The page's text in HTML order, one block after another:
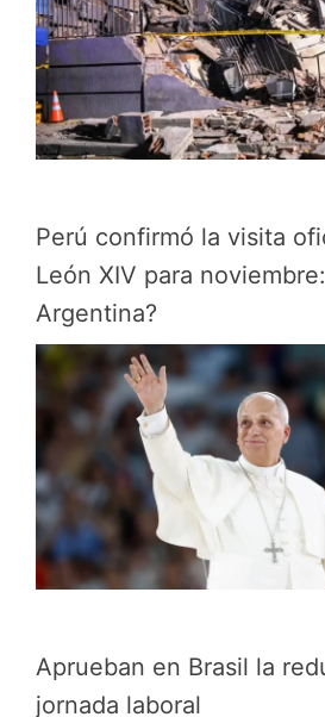
Perú confirmó la visita
León XIV para
Argentina?
Aprueban en Brasil la
jornada laboral